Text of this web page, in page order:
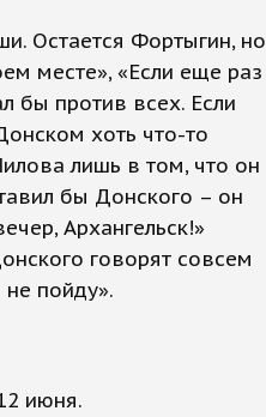
Остается Фортыгин, но
месте», «Если еще раз
бы против всех. Если
хоть что-то
лишь в том, что он
бы Донского – он
Архангельск!»
говорят совсем
пойду».
июня.